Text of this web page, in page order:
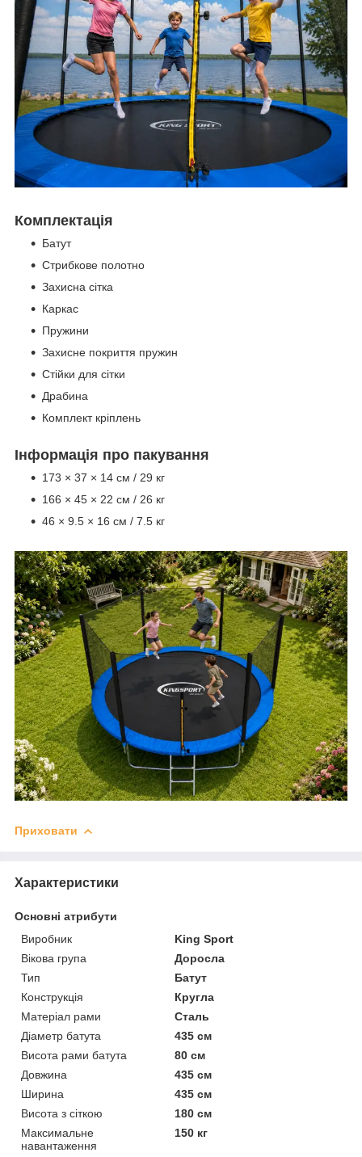
Комплектація
Батут
Стрибкове полотно
Захисна сітка
Каркас
Пружини
Захисне покриття пружин
Стійки для сітки
Драбина
Комплект кріплень
Інформація про пакування
173 × 37 × 14 см / 29 кг
166 × 45 × 22 см / 26 кг
46 × 9.5 × 16 см / 7.5 кг
Приховати
Характеристики
Основні атрибути
Виробник
King Sport
Вікова група
Доросла
Тип
Батут
Конструкція
Кругла
Матеріал рами
Сталь
Діаметр батута
435 см
Висота рами батута
80 см
Довжина
435 см
Ширина
435 см
Висота з сіткою
180 см
Максимальне
навантаження
150 кг